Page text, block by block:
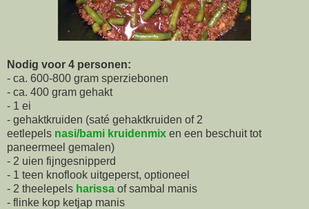
Nodig voor 4 personen:
- ca. 600-800 gram sperziebonen
- ca. 400 gram gehakt
- 1 ei
- gehaktkruiden (saté gehaktkruiden of 2
eetlepels nasi/bami kruidenmix en een beschuit tot
paneermeel gemalen)
- 2 uien fijngesnipperd
- 1 teen knoflook uitgeperst, optioneel
- 2 theelepels harissa of sambal manis
- flinke kop ketjap manis